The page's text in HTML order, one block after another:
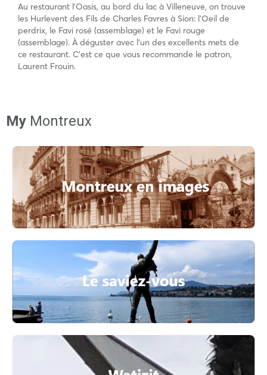
Au restaurant l’Oasis, au bord du lac à Villeneuve, on trouve
les Hurlevent des Fils de Charles Favres à Sion: l’Oeil de
perdrix, le Favi rosé (assemblage) et le Favi rouge
(assemblage). À déguster avec l’un des excellents mets de
ce restaurant. C’est ce que vous recommande le patron,
Laurent Frouin.
My Montreux